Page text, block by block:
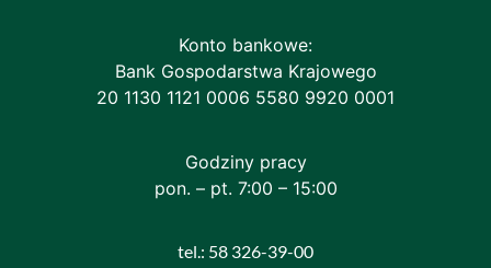
Konto bankowe:
Bank Gospodarstwa Krajowego
20 1130 1121 0006 5580 9920 0001
Godziny pracy
pon. – pt. 7:00 – 15:00
tel.: 58 326-39-00